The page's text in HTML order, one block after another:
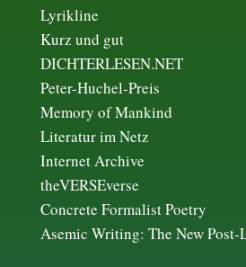
Lyrikline
Kurz und gut
DICHTERLESEN.NET
Peter-Huchel-Preis
Memory of Mankind
Literatur im Netz
Internet Archive
theVERSEverse
Concrete Formalist Poetry
Asemic Writing: The New Post-